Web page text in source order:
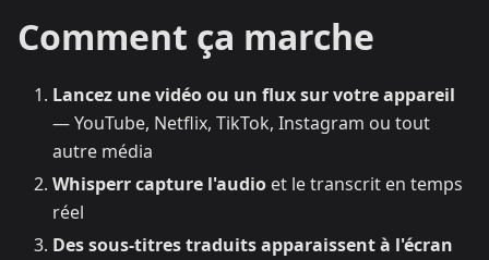
Comment ça marche
Lancez une vidéo ou un flux sur votre appareil
— YouTube, Netflix, TikTok, Instagram ou tout
autre média
Whisperr capture l'audio et le transcrit en temps
réel
Des sous-titres traduits apparaissent à l'écran